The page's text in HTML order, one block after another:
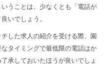
うことは、少なくとも「電話が
いでしょう。
した求人の紹介を受ける際、園
タイミングで最低限の電話はか
承しておいたほうが良いでしょ